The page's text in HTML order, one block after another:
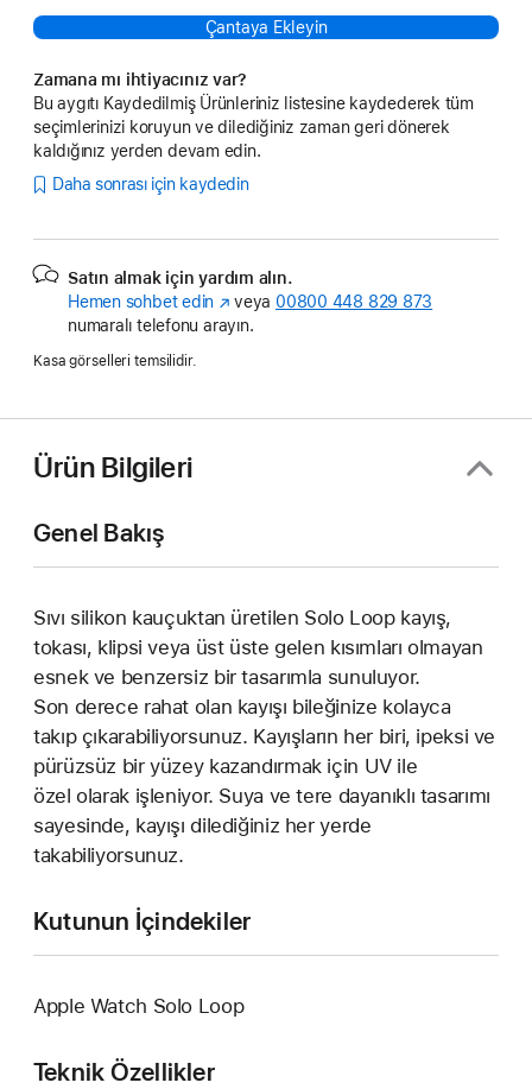
Çantaya Ekleyin
Zamana mı ihtiyacınız var?
Bu aygıtı Kaydedilmiş Ürünleriniz listesine kaydederek tüm
seçimlerinizi koruyun ve dilediğiniz zaman geri dönerek
kaldığınız yerden devam edin.
Daha sonrası için kaydedin
Satın almak için yardım alın.
Hemen sohbet edin (Yeni
pencerede
veya 00800 448 829 873
numaralı telefonu arayın.
Kasa görselleri temsilidir.
Ürün Bilgileri
Genel Bakış
Sıvı silikon kauçuktan üretilen Solo Loop kayış,
tokası, klipsi veya üst üste gelen kısımları olmayan
esnek ve benzersiz bir tasarımla sunuluyor.
Son derece rahat olan kayışı bileğinize kolayca
takıp çıkarabiliyorsunuz. Kayışların her biri, ipeksi ve
pürüzsüz bir yüzey kazandırmak için UV ile
özel olarak işleniyor. Suya ve tere dayanıklı tasarımı
sayesinde, kayışı dilediğiniz her yerde
takabiliyorsunuz.
Kutunun İçindekiler
Apple Watch Solo Loop
Teknik Özellikler